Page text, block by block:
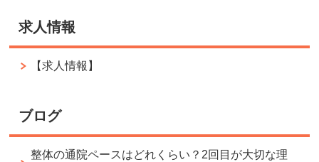
求人情報
【求人情報】
ブログ
整体の通院ペースはどれくらい？2回目が大切な理